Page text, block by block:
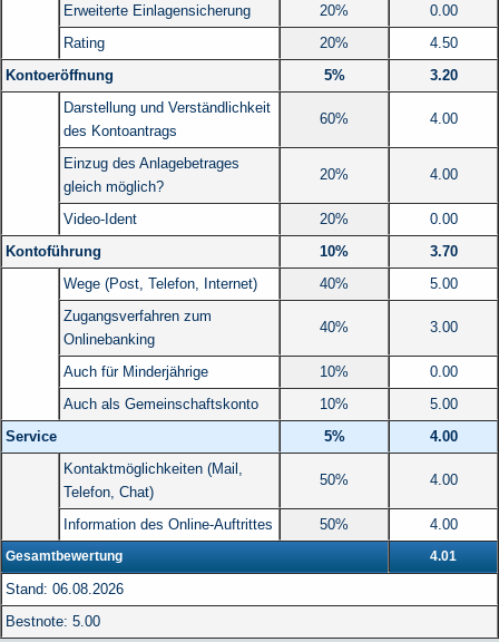
Erweiterte Einlagensicherung
20%
0.00
Rating
20%
4.50
Kontoeröffnung
5%
3.20
Darstellung und Verständlichkeit
des Kontoantrags
60% 4.00
Einzug des Anlagebetrages
gleich möglich?
20% 4.00
Video-Ident 20%
0.00
Kontoführung
10%
3.70
Wege (Post, Telefon, Internet)
40%
5.00
Zugangsverfahren zum
Onlinebanking
40% 3.00
Auch für Minderjährige 10%
0.00
Auch als Gemeinschaftskonto
10%
5.00
Service
5%
4.00
Kontaktmöglichkeiten (Mail,
Telefon, Chat)
50% 4.00
Information des Online-Auftrittes 50% 4.00
Gesamtbewertung 4.01
Stand: 06.08.2026
Bestnote: 5.00